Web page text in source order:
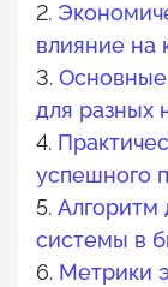
2.
влияние на
3.
для разных
4.
успешного
5. Алгоритм
системы в
6. Метрики